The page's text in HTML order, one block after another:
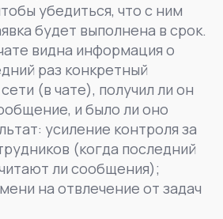
убедиться, что с ним
будет выполнена в срок.
видна информация о
раз конкретный
(в чате), получил ли он
и было ли оно
усиление контроля за
(когда последний
ли сообщения);
на отвлечение от задач